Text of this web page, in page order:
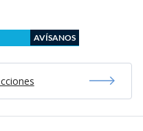
AVÍSANOS